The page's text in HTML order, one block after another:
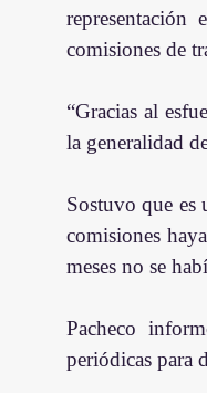
comisiones de
“Gracias al
la generalidad
Sostuvo que es
comisiones
meses no se
Pacheco
periódicas para